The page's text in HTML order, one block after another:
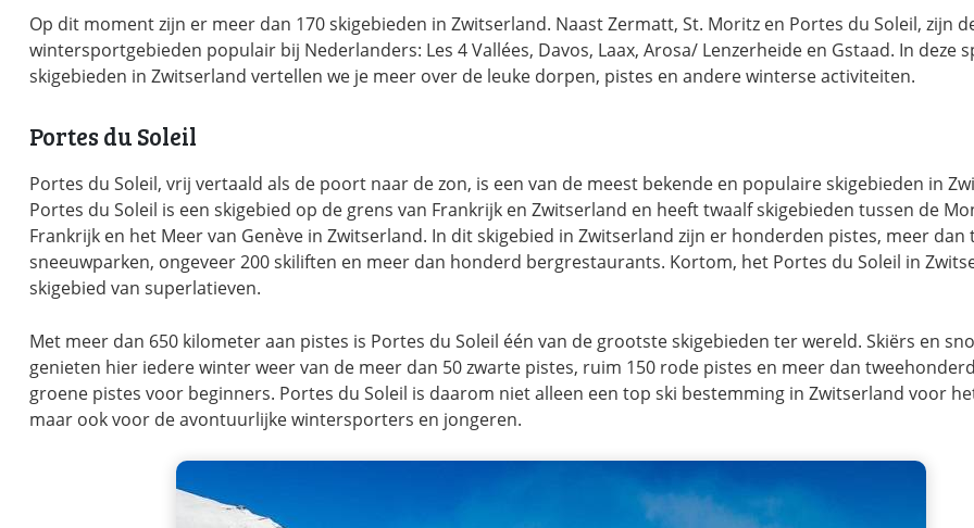
Op dit moment zijn er meer dan 170 skigebieden in Zwitserland. Naast Zermatt, St. Moritz en Portes du Soleil, zijn
wintersportgebieden populair bij Nederlanders: Les 4 Vallées, Davos, Laax, Arosa/ Lenzerheide en Gstaad. In deze
skigebieden in Zwitserland vertellen we je meer over de leuke dorpen, pistes en andere winterse activiteiten.
Portes du Soleil
Portes du Soleil, vrij vertaald als de poort naar de zon, is een van de meest bekende en populaire skigebieden in
Portes du Soleil is een skigebied op de grens van Frankrijk en Zwitserland en heeft twaalf skigebieden tussen de
Frankrijk en het Meer van Genève in Zwitserland. In dit skigebied in Zwitserland zijn er honderden pistes, meer dan
sneeuwparken, ongeveer 200 skiliften en meer dan honderd bergrestaurants. Kortom, het Portes du Soleil in
skigebied van superlatieven.
Met meer dan 650 kilometer aan pistes is Portes du Soleil één van de grootste skigebieden ter wereld. Skiërs en
genieten hier iedere winter weer van de meer dan 50 zwarte pistes, ruim 150 rode pistes en meer dan
groene pistes voor beginners. Portes du Soleil is daarom niet alleen een top ski bestemming in Zwitserland voor
maar ook voor de avontuurlijke wintersporters en jongeren.